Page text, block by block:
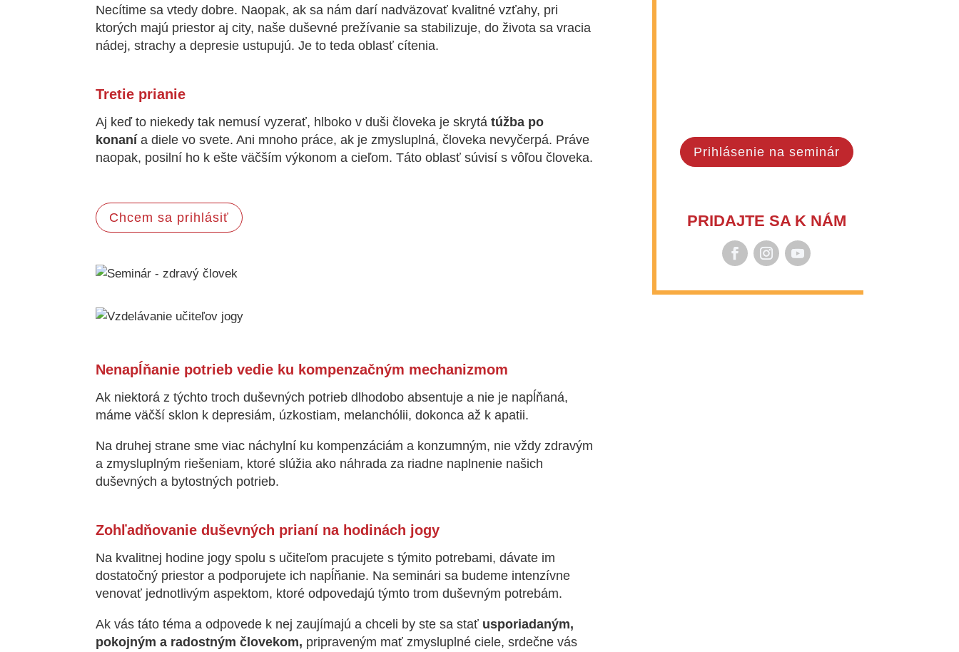
Necítime sa vtedy dobre. Naopak, ak sa nám darí nadväzovať kvalitné vzťahy, pri
ktorých majú priestor aj city, naše duševné prežívanie sa stabilizuje, do života sa vracia
nádej, strachy a depresie ustupujú. Je to teda oblasť cítenia.
Tretie prianie
Aj keď to niekedy tak nemusí vyzerať, hlboko v duši človeka je skrytá túžba po
konaní a diele vo svete. Ani mnoho práce, ak je zmysluplná, človeka nevyčerpá. Práve
naopak, posilní ho k ešte väčším výkonom a cieľom. Táto oblasť súvisí s vôľou človeka.
Chcem sa prihlásiť
Nenapĺňanie potrieb vedie ku kompenzačným mechanizmom
Ak niektorá z týchto troch duševných potrieb dlhodobo absentuje a nie je napĺňaná,
máme väčší sklon k depresiám, úzkostiam, melanchólii, dokonca až k apatii.
Na druhej strane sme viac náchylní ku kompenzáciám a konzumným, nie vždy zdravým
a zmysluplným riešeniam, ktoré slúžia ako náhrada za riadne naplnenie našich
duševných a bytostných potrieb.
Zohľadňovanie duševných prianí na hodinách jogy
Na kvalitnej hodine jogy spolu s učiteľom pracujete s týmito potrebami, dávate im
dostatočný priestor a podporujete ich napĺňanie. Na seminári sa budeme intenzívne
venovať jednotlivým aspektom, ktoré odpovedajú týmto trom duševným potrebám.
Ak vás táto téma a odpovede k nej zaujímajú a chceli by ste sa stať usporiadaným,
pokojným a radostným človekom, pripraveným mať zmysluplné ciele, srdečne vás
Prihlásenie na seminár
PRIDAJTE SA K NÁM